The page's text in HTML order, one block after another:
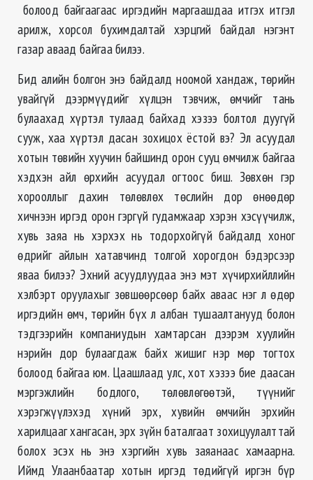
болоод байгаагаас иргэдийн маргаашдаа итгэх итгэл
арилж, хорсол бухимдалтай хэрцгий байдал нэгэнт
газар аваад байгаа билээ.
Бид алийн болгон энэ байдалд ноомой хандаж, төрийн
увайгүй дээрмүүдийг хүлцэн тэвчиж, өмчийг тань
булаахад хүртэл тулаад байхад хэзээ болтол дуугүй
сууж, хаа хүртэл дасан зохицох ёстой вэ? Эл асуудал
хотын төвийн хуучин байшинд орон сууц өмчилж байгаа
хэдхэн айл өрхийн асуудал огтоос биш. Зөвхөн гэр
хорооллыг дахин төлөвлөх төслийн дор өнөөдөр
хичнээн иргэд орон гэргүй гудамжаар хэрэн хэсүүчилж,
хувь заяа нь хэрхэх нь тодорхойгүй байдалд хоног
өдрийг айлын хатавчинд толгой хорогдон бэдэрсээр
яваа билээ? Эхний асуудлуудаа энэ мэт хүчирхийллийн
хэлбэрт оруулахыг зөвшөөрсөөр байх аваас нэг л өдөр
иргэдийн өмч, төрийн бүх л албан тушаалтанууд болон
тэдгээрийн компаниудын хамтарсан дээрэм хуулийн
нэрийн дор булаагдаж байх жишиг нэр мөр тогтох
болоод байгаа юм. Цаашлаад улс, хот хэзээ бие даасан
мэргэжлийн бодлого, төлөвлөгөөтэй, түүнийг
хэрэгжүүлэхэд хүний эрх, хувийн өмчийн эрхийн
харилцааг хангасан, эрх зүйн баталгаат зохицуулалттай
болох эсэх нь энэ хэргийн хувь заяанаас хамаарна.
Иймд Улаанбаатар хотын иргэд төдийгүй иргэн бүр